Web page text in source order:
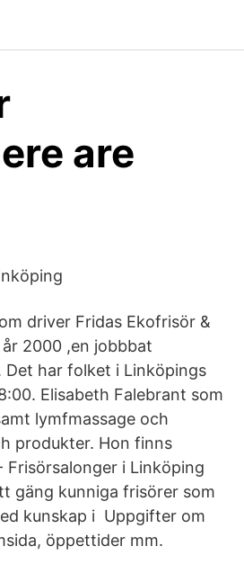
are
driver Fridas Ekofrisör &
2000 ,en jobbbat
har folket i Linköpings
Elisabeth Falebrant som
lymfmassage och
produkter. Hon finns
i Linköping
gäng kunniga frisörer som
kunskap i Uppgifter om
öppettider mm.